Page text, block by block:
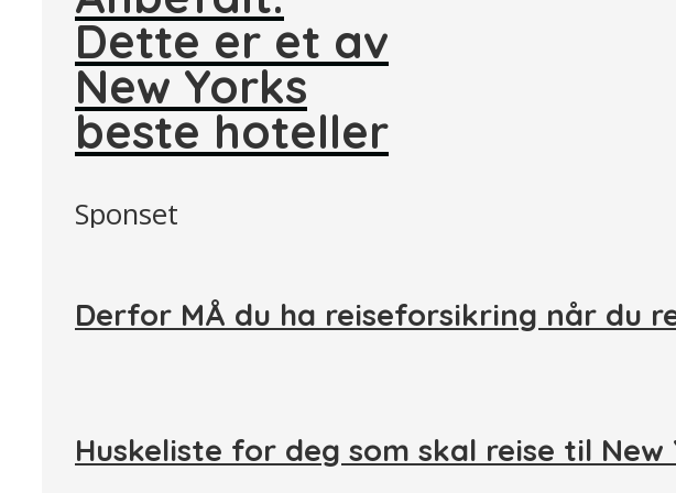
Dette er et av
New Yorks
beste hoteller
Sponset
Derfor MÅ du ha reiseforsikring når du
Huskeliste for deg som skal reise til New